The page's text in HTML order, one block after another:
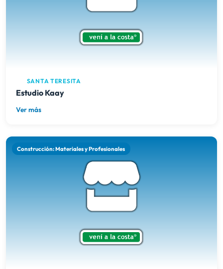
SANTA TERESITA
Estudio Kaay
Ver más
Construcción: Materiales y Profesionales